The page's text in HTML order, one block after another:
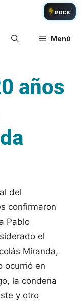
ROCK
Menú
años
del
confirmaron
Pablo
el
Miranda,
ocurrió en
la condena
y otro